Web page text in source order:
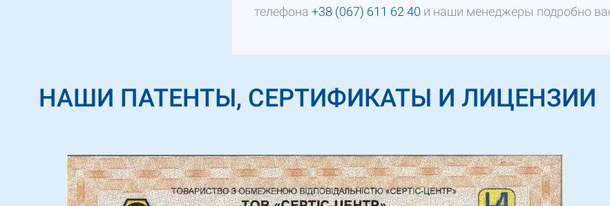
телефона +38 (067) 611 62 40 и наши менеджеры подробно
НАШИ ПАТЕНТЫ, СЕРТИФИКАТЫ И ЛИЦЕНЗИИ